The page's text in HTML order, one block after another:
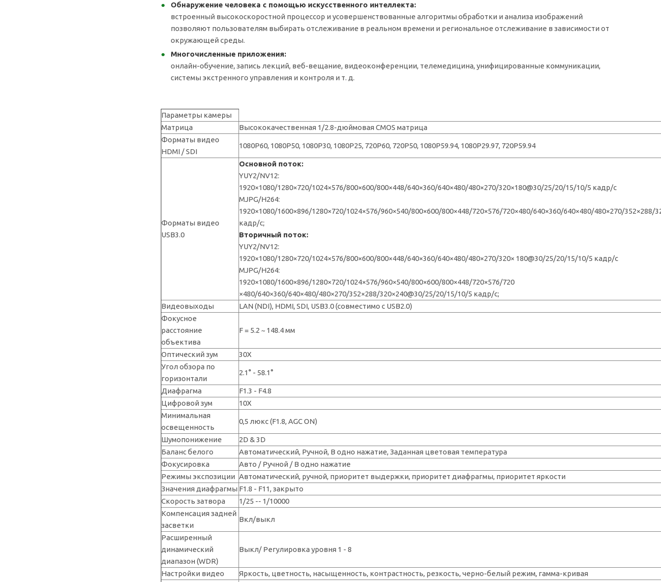
Обнаружение человека с помощью искусственного интеллекта:
встроенный высокоскоростной процессор и усовершенствованные алгоритмы обработки и анализа изображений
позволяют пользователям выбирать отслеживание в реальном времени и региональное отслеживание в зависимости от
окружающей среды.
Многочисленные приложения:
онлайн-обучение, запись лекций, веб-вещание, видеоконференции, телемедицина, унифицированные коммуникации,
системы экстренного управления и контроля и т. д.
Параметры камеры
Матрица
Высококачественная 1/2.8-дюймовая CMOS матрица
Форматы видео
HDMI / SDI
1080P60, 1080P50, 1080P30, 1080P25, 720P60, 720P50, 1080P59.94, 1080P29.97, 720P59.94
Форматы видео
USB3.0
Основной поток:
YUY2/NV12:
1920×1080/1280×720/1024×576/800×600/800×448/640×360/640×480/480×270/320×180@30/25/20/15/10/5 кадр/с
MJPG/H264:
1920×1080/1600×896/1280×720/1024×576/960×540/800×600/800×448/720×576/720×480/640×360/640×480/480×270/352×288/
кадр/с;
Вторичный поток:
YUY2/NV12:
1920×1080/1280×720/1024×576/800×600/800×448/640×360/640×480/480×270/320× 180@30/25/20/15/10/5 кадр/с
MJPG/H264:
1920×1080/1600×896/1280×720/1024×576/960×540/800×600/800×448/720×576/720
×480/640×360/640×480/480×270/352×288/320×240@30/25/20/15/10/5 кадр/с;
Видеовыходы
LAN (NDI), HDMI, SDI, USB3.0 (совместимо с USB2.0)
Фокусное
расстояние
объектива
F = 5.2 ~ 148.4 мм
Оптический зум
30Х
Угол обзора по
горизонтали
2.1° - 58.1°
Диафрагма
F1.3 - F4.8
Цифровой зум
10Х
Минимальная
освещенность
0,5 люкс (F1.8, AGC ON)
Шумопонижение
2D & 3D
Баланс белого
Автоматический, Ручной, В одно нажатие, Заданная цветовая температура
Фокусировка
Авто / Ручной / В одно нажатие
Режимы экспозиции Автоматический, ручной, приоритет выдержки, приоритет диафрагмы, приоритет яркости
Значения диафрагмы F1.8 - F11, закрыто
Скорость затвора
1/25 -- 1/10000
Компенсация задней
засветки
Вкл/выкл
Расширенный
динамический
диапазон (WDR)
Выкл/ Регулировка уровня 1 - 8
Настройки видео
Яркость, цветность, насыщенность, контрастность, резкость, черно-белый режим, гамма-кривая